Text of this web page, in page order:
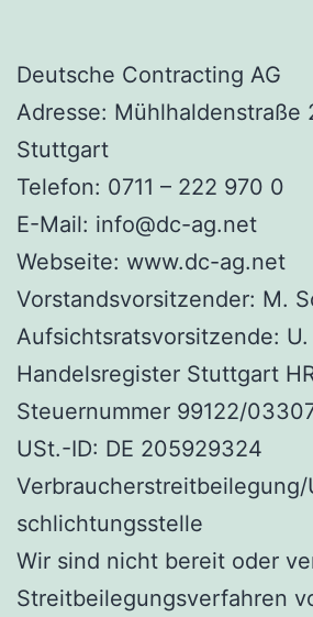
Deutsche Contracting AG
Adresse: Mühlhaldenstraße
Stuttgart
Telefon: 0711 – 222 970 0
E-Mail: info@dc-ag.net
Webseite: www.dc-ag.net
Vorstandsvorsitzender: M.
Aufsichtsratsvorsitzende:
Handelsregister Stuttgart
Steuernummer 99122/
USt.-ID: DE 205929324
schlichtungs­stelle
Wir sind nicht bereit oder
Streitbeilegungsverfahren